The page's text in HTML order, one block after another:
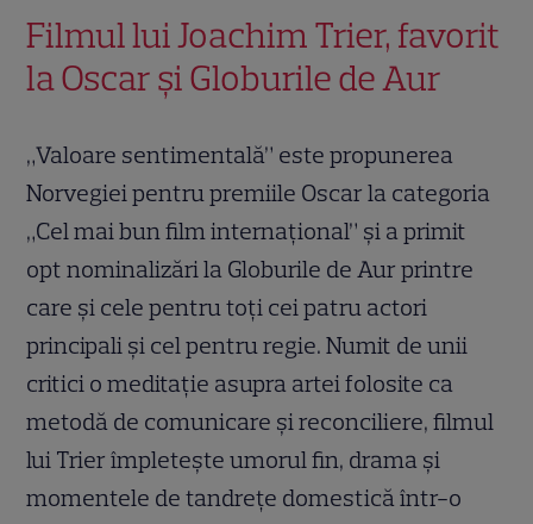
Filmul lui Joachim Trier, favorit
la Oscar și Globurile de Aur
„Valoare sentimentală” este propunerea
Norvegiei pentru premiile Oscar la categoria
„Cel mai bun film internațional” și a primit
opt nominalizări la Globurile de Aur printre
care și cele pentru toți cei patru actori
principali și cel pentru regie. Numit de unii
critici o meditație asupra artei folosite ca
metodă de comunicare și reconciliere, filmul
lui Trier împletește umorul fin, drama și
momentele de tandrețe domestică într-o